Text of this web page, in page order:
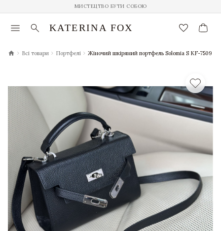
МИСТЕЦТВО БУТИ СОБОЮ
menu search KATERINA FOX favorite_border
chevron_right Всі товари chevron_right Портфелі chevron_right Жіночий шкіряний портфель Solomia S KF-7509